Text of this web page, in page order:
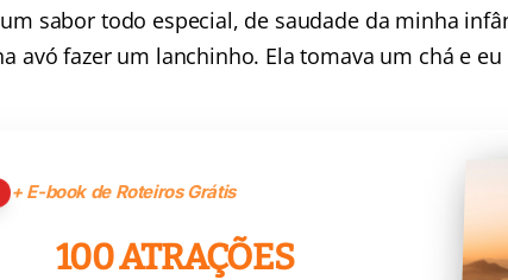
sabor todo especial, de saudade da minha
avó fazer um lanchinho. Ela tomava um chá e
+ E-book de Roteiros Grátis
100 ATRAÇÕES